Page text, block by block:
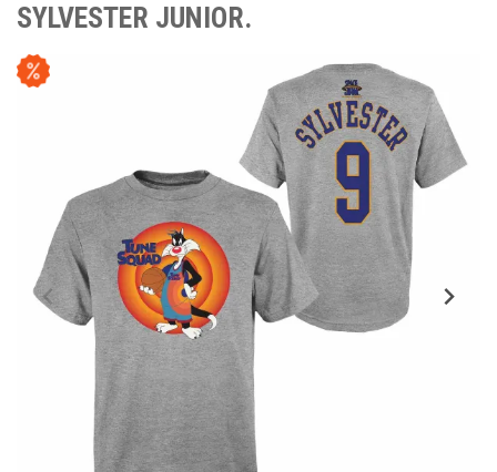
SYLVESTER JUNIOR.